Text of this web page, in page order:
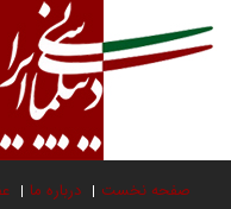
صفحه نخست درباره ما